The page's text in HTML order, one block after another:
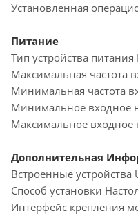
Установленная
Питание
Тип устройства
Максимальная частота
Минимальная частота
Минимальное входное
Максимальное входное
Дополнительная
Встроенные устройства
Способ установки
Интерфейс крепления